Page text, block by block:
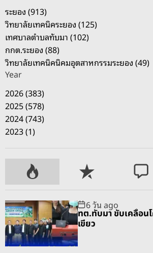
ระยอง (913)
วิทยาลัยเทคนิคระยอง (125)
เทศบาลตำบลทับมา (102)
กกต.ระยอง (88)
วิทยาลัยเทคนิคนิคมอุตสาหกรรมระยอง (49)
Year
2026 (383)
2025 (578)
2024 (743)
2023 (1)
P
o
p
u
l
a
r
R
e
c
e
n
C
o
m
m
e
6 วัน ago
ทต.ทับมา ขับเคลื่อน
เขียว